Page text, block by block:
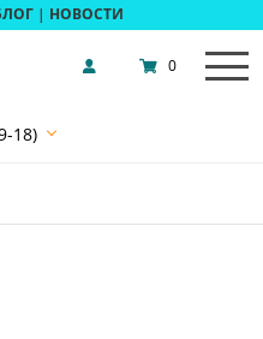
| НОВОСТИ
18)
0